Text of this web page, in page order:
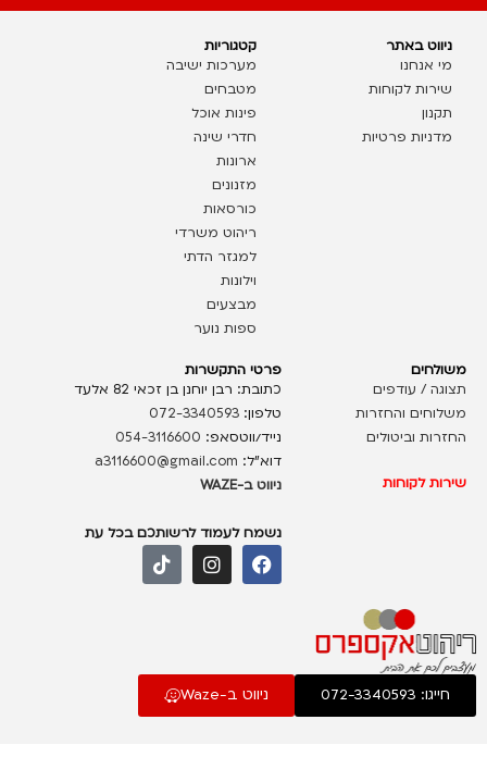
ניווט באתר
מי אנחנו
שירות לקוחות
תקנון
מדניות פרטיות
קטגוריות
מערכות ישיבה
מטבחים
פינות אוכל
חדרי שינה
ארונות
מזנונים
כורסאות
ריהוט משרדי
למגזר הדתי
וילונות
מבצעים
ספות נוער
משולחים
תצוגה / עודפים
משלוחים והחזרות
החזרות וביטולים
שירות לקוחות
פרטי התקשרות
כתובת: רבן יוחנן בן זכאי 82 אלעד
טלפון:072-3340593
נייד/ווטסאפ: 054-3116600
דוא”ל: a3116600@gmail.com
ניווט ב-WAZE
נשמח לעמוד לרשותכם בכל עת
חייגו: 072-3340593 ניווט ב-Waze